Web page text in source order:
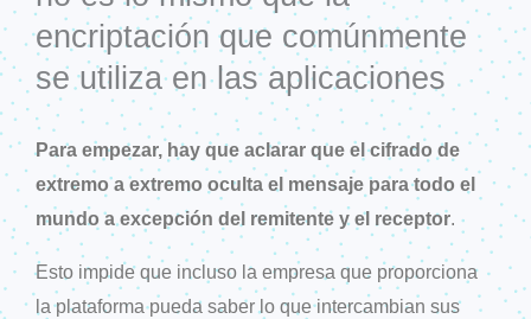
encriptación que comúnmente
se utiliza en las aplicaciones
Para empezar, hay que aclarar que el cifrado de
extremo a extremo oculta el mensaje para todo el
mundo a excepción del remitente y el receptor.
Esto impide que incluso la empresa que proporciona
la plataforma pueda saber lo que intercambian sus